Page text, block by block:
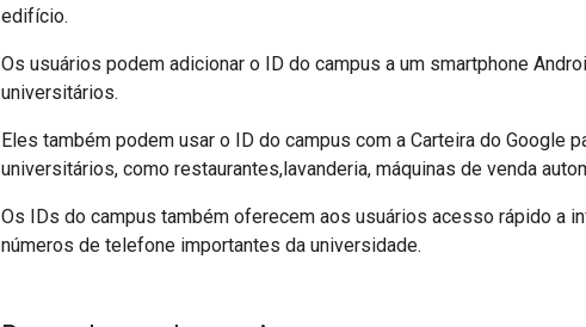
edifício.
Os usuários podem adicionar o ID do campus a um smartphone
universitários.
Eles também podem usar o ID do campus com a Carteira do Google
universitários, como restaurantes,lavanderia, máquinas de venda
Os IDs do campus também oferecem aos usuários acesso rápido a
números de telefone importantes da universidade.